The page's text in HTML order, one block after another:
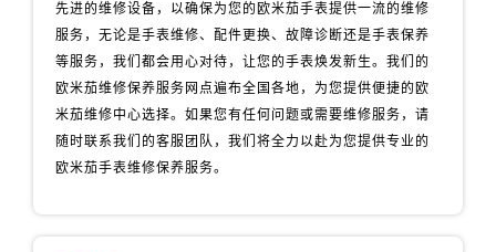
江西省景德镇市珠山区珠山中路欧米茄售后服务中心（需提前预约）
先进的维修设备，以确保为您的欧米茄手表提供一流的维修
服务，无论是手表维修、配件更换、故障诊断还是手表保养
等服务，我们都会用心对待，让您的手表焕发新生。我们的
欧米茄维修保养服务网点遍布全国各地，为您提供便捷的欧
米茄维修中心选择。如果您有任何问题或需要维修服务，请
随时联系我们的客服团队，我们将全力以赴为您提供专业的
欧米茄手表维修保养服务。